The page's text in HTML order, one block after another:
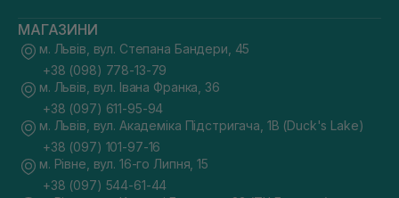
МАГАЗИНИ
м. Львів, вул. Степана Бандери, 45
+38 (098) 778-13-79
м. Львів, вул. Івана Франка, 36
+38 (097) 611-95-94
м. Львів, вул. Академіка Підстригача, 1В (Duck's Lake)
+38 (097) 101-97-16
м. Рівне, вул. 16-го Липня, 15
+38 (097) 544-61-44